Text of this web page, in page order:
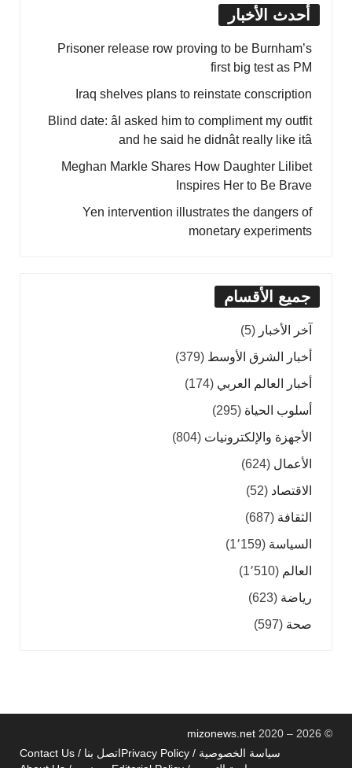
أحدث الأخبار
Prisoner release row proving to be Burnham’s
first big test as PM
Iraq shelves plans to reinstate conscription
Blind date: âI asked him to compliment my outfit
and he said he didnât really like itâ
Meghan Markle Shares How Daughter Lilibet
Inspires Her to Be Brave
Yen intervention illustrates the dangers of
monetary experiments
جميع الأقسام
آخر الأخبار (5)
أخبار الشرق الأوسط (379)
أخبار العالم العربي (174)
أسلوب الحياة (295)
الأجهزة والإلكترونيات (804)
الأعمال (624)
الاقتصاد (52)
الثقافة (687)
السياسة (1٬159)
العالم (1٬510)
رياضة (623)
صحة (597)
©
mizonews.net 2020 – 2026
سياسة الخصوصية / Privacy Policy
اتصل بنا / Contact Us